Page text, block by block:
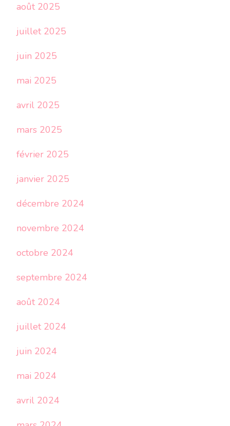
août 2025
juillet 2025
juin 2025
mai 2025
avril 2025
mars 2025
février 2025
janvier 2025
décembre 2024
novembre 2024
octobre 2024
septembre 2024
août 2024
juillet 2024
juin 2024
mai 2024
avril 2024